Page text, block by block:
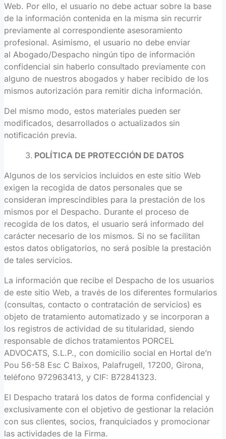
Web. Por ello, el usuario no debe actuar sobre la base
de la información contenida en la misma sin recurrir
previamente al correspondiente asesoramiento
profesional. Asimismo, el usuario no debe enviar
al Abogado/Despacho ningún tipo de información
confidencial sin haberlo consultado previamente con
alguno de nuestros abogados y haber recibido de los
mismos autorización para remitir dicha información.
Del mismo modo, estos materiales pueden ser
modificados, desarrollados o actualizados sin
notificación previa.
POLÍTICA DE PROTECCIÓN DE DATOS
Algunos de los servicios incluidos en este sitio Web
exigen la recogida de datos personales que se
consideran imprescindibles para la prestación de los
mismos por el Despacho. Durante el proceso de
recogida de los datos, el usuario será informado del
carácter necesario de los mismos. Si no se facilitan
estos datos obligatorios, no será posible la prestación
de tales servicios.
La información que recibe el Despacho de los usuarios
de este sitio Web, a través de los diferentes formularios
(consultas, contacto o contratación de servicios) es
objeto de tratamiento automatizado y se incorporan a
los registros de actividad de su titularidad, siendo
responsable de dichos tratamientos PORCEL
ADVOCATS, S.L.P., con domicilio social en Hortal de’n
Pou 56-58 Esc C Baixos, Palafrugell, 17200, Girona,
teléfono 972963413, y CIF: B72841323.
El Despacho tratará los datos de forma confidencial y
exclusivamente con el objetivo de gestionar la relación
con sus clientes, socios, franquiciados y promocionar
las actividades de la Firma.